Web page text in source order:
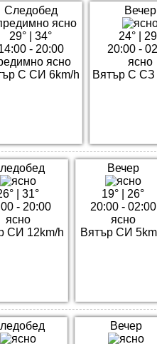
Следобед
29°
34°
- 20:00
ясно
С СИ 6km/h
Вечер
24°
20:00 -
ясно
Вятър С СЗ
|31°
- 20:00
ясно
СИ 12km/h
Вечер
19°
26°
20:00 - 02:00
ясно
Вятър СИ
Вечер